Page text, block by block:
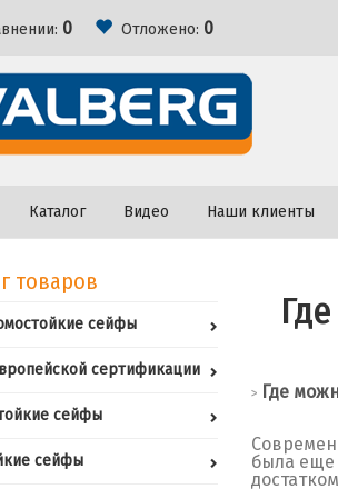
0 Отложено: 0
Каталог Видео Наши клиенты
товаров
сейфы
сертификации
сейфы
сейфы
> Где
была еще